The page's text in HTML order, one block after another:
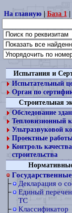
На главную| База 1|
Испытания и
Испытательный
Орган по
Строительная
Обследование
Тепловизионный
Ультразвуковой
Проектные
Контроль качества
строительства
Декларация о
Единый
ТС
Классификатор